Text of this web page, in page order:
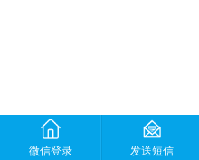
微信登录 发送短信